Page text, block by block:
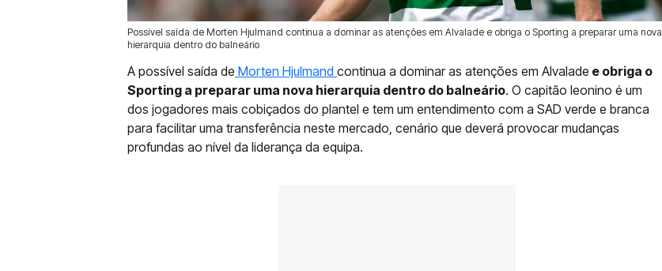
Possível saída de Morten Hjulmand continua a dominar as atenções em Alvalade e obriga o Sporting a preparar uma nova
hierarquia dentro do balneário
11 Jun 2026 | 11:29 | 0
A possível saída de Morten Hjulmand continua a dominar as atenções em Alvalade e obriga o
Sporting a preparar uma nova hierarquia dentro do balneário. O capitão leonino é um
dos jogadores mais cobiçados do plantel e tem um entendimento com a SAD verde e branca
para facilitar uma transferência neste mercado, cenário que deverá provocar mudanças
profundas ao nível da liderança da equipa.